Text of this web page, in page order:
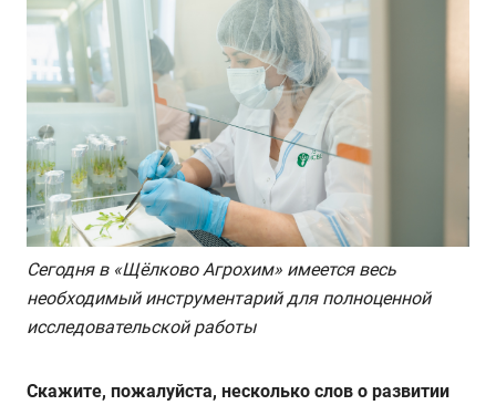
Сегодня в «Щёлково Агрохим» имеется весь
необходимый инструментарий для полноценной
исследовательской работы
Скажите, пожалуйста, несколько слов о развитии